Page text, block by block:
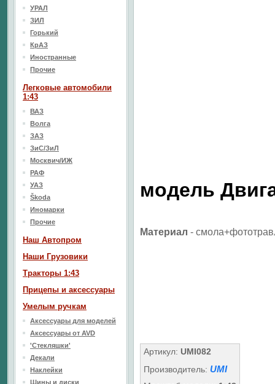
модель
Материал - смола+
Артикул: UMI082
Производитель: UMI
УРАЛ
ЗИЛ
Горький
КрАЗ
Иностранные
Прочие
Легковые автомобили
1:43
ВАЗ
Волга
ЗАЗ
ЗиС/ЗиЛ
Москвич/ИЖ
РАФ
УАЗ
Škoda
Иномарки
Прочие
Наш Aвтопром
Наши Грузовики
Тракторы 1:43
Прицепы и аксессуары
Умелым ручкам
Аксессуары для моделей
Аксессуары от AVD
'Стекляшки'
Декали
Наклейки
Шины и диски